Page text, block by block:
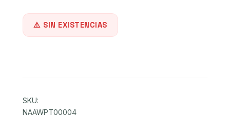
SIN EXISTENCIAS
SKU:
NAAWPT00004